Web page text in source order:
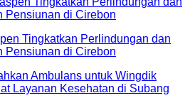
Tingkatkan Perlindungan dan
Pensiunan di Cirebon